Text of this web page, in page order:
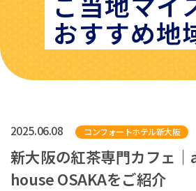
おすすめ地
2025.06.08 コンフォートホテル新大阪
新大阪の紅茶専門カフェ
house OSAKAをご紹介